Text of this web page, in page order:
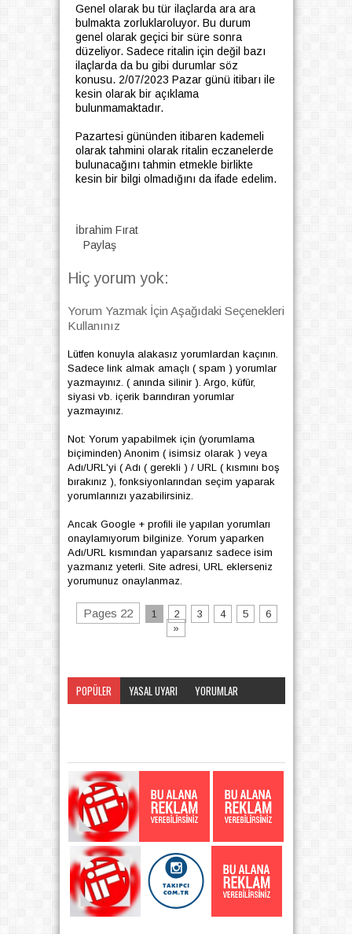
Genel olarak bu tür ilaçlarda ara ara
bulmakta zorluklaroluyor. Bu durum
genel olarak geçici bir süre sonra
düzeliyor. Sadece ritalin için değil bazı
ilaçlarda da bu gibi durumlar söz
konusu. 2/07/2023 Pazar günü itibarı ile
kesin olarak bir açıklama
bulunmamaktadır.
Pazartesi gününden itibaren kademeli
olarak tahmini olarak ritalin eczanelerde
bulunacağını tahmin etmekle birlikte
kesin bir bilgi olmadığını da ifade edelim.
İbrahim Fırat
Paylaş
Hiç yorum yok:
Yorum Yazmak İçin Aşağıdaki Seçenekleri
Kullanınız
Lütfen konuyla alakasız yorumlardan kaçının.
Sadece link almak amaçlı ( spam ) yorumlar
yazmayınız. ( anında silinir ). Argo, küfür,
siyasi vb. içerik barındıran yorumlar
yazmayınız.
Not: Yorum yapabilmek için (yorumlama
biçiminden) Anonim ( isimsiz olarak ) veya
Adı/URL'yi ( Adı ( gerekli ) / URL ( kısmını boş
bırakınız ), fonksiyonlarından seçim yaparak
yorumlarınızı yazabilirsiniz.
Ancak Google + profili ile yapılan yorumları
onaylamıyorum bilginize. Yorum yaparken
Adı/URL kısmından yaparsanız sadece isim
yazmanız yeterli. Site adresi, URL eklerseniz
yorumunuz onaylanmaz.
Pages 22 1 2 3 4 5
6
»
POPÜLER YASAL UYARI
YORUMLAR